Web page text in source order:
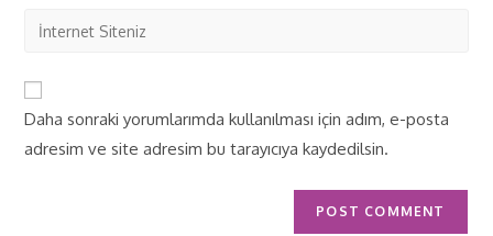
Daha sonraki yorumlarımda kullanılması için adım, e-posta
adresim ve site adresim bu tarayıcıya kaydedilsin.